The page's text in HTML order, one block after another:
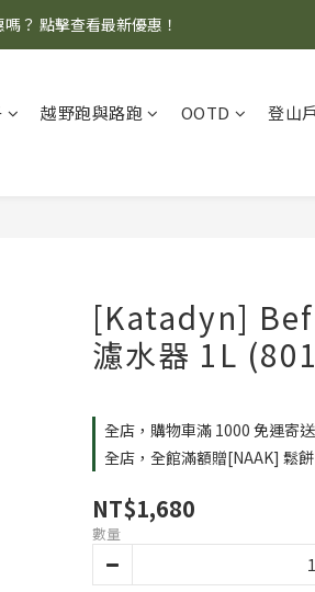
？ 點擊查看最新優惠！
即享免運優惠
？ 點擊查看最新優惠！
越野跑與路跑 OOTD
登山
[Katadyn]
濾水器 1L
全店，購物車滿 1000 免運寄
全店，全館滿額贈[NAAK] 鬆
NT$1,680
數量